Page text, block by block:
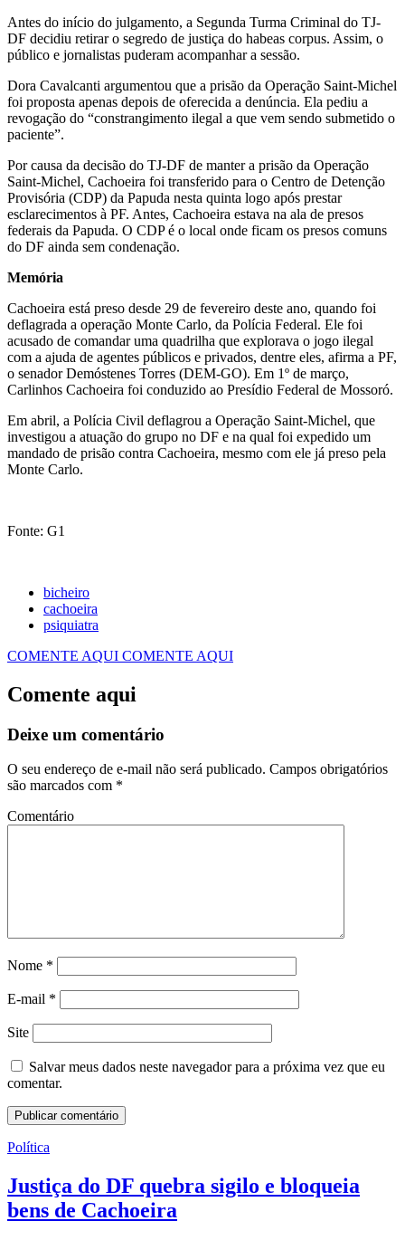
Antes do início do julgamento, a Segunda Turma Criminal do TJ-
DF decidiu retirar o segredo de justiça do habeas corpus. Assim, o
público e jornalistas puderam acompanhar a sessão.
Dora Cavalcanti argumentou que a prisão da Operação Saint-Michel
foi proposta apenas depois de oferecida a denúncia. Ela pediu a
revogação do “constrangimento ilegal a que vem sendo submetido o
paciente”.
Por causa da decisão do TJ-DF de manter a prisão da Operação
Saint-Michel, Cachoeira foi transferido para o Centro de Detenção
Provisória (CDP) da Papuda nesta quinta logo após prestar
esclarecimentos à PF. Antes, Cachoeira estava na ala de presos
federais da Papuda. O CDP é o local onde ficam os presos comuns
do DF ainda sem condenação.
Memória
Cachoeira está preso desde 29 de fevereiro deste ano, quando foi
deflagrada a operação Monte Carlo, da Polícia Federal. Ele foi
acusado de comandar uma quadrilha que explorava o jogo ilegal
com a ajuda de agentes públicos e privados, dentre eles, afirma a PF,
o senador Demóstenes Torres (DEM-GO). Em 1º de março,
Carlinhos Cachoeira foi conduzido ao Presídio Federal de Mossoró.
Em abril, a Polícia Civil deflagrou a Operação Saint-Michel, que
investigou a atuação do grupo no DF e na qual foi expedido um
mandado de prisão contra Cachoeira, mesmo com ele já preso pela
Monte Carlo.
Fonte: G1
bicheiro
cachoeira
psiquiatra
COMENTE AQUI COMENTE AQUI
Comente aqui
Deixe um comentário
O seu endereço de e-mail não será publicado. Campos obrigatórios
são marcados com *
Comentário
Nome *
E-mail *
Site
Salvar meus dados neste navegador para a próxima vez que eu
comentar.
Política
Justiça do DF quebra sigilo e bloqueia
bens de Cachoeira